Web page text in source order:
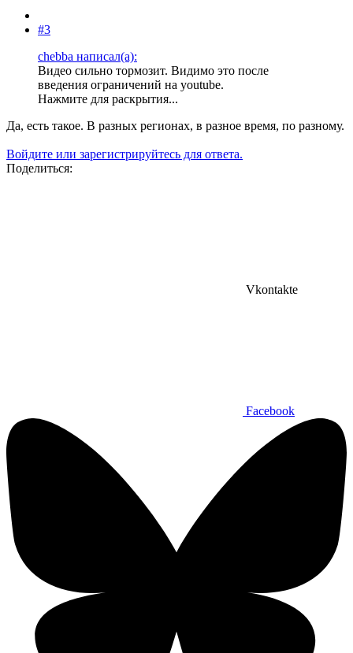
#3
chebba написал(а):
Видео сильно тормозит. Видимо это после
введения ограничений на youtube.
Нажмите для раскрытия...
Да, есть такое. В разных регионах, в разное время, по разному.
Войдите или зарегистрируйтесь для ответа.
Поделиться:
Vkontakte
Facebook